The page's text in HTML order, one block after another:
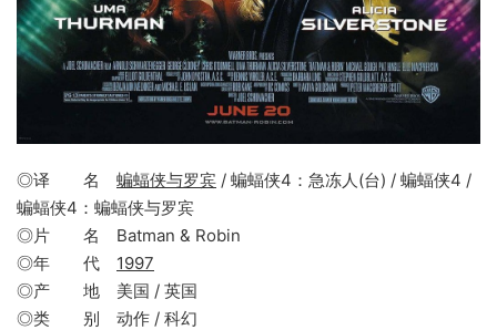
◎译 名 蝙蝠侠与罗宾 / 蝙蝠侠4：急冻人(台) / 蝙蝠侠4 /
蝙蝠侠4：蝙蝠侠与罗宾
◎片 名 Batman & Robin
◎年 代 1997
◎产 地 美国 / 英国
◎类 别 动作 / 科幻